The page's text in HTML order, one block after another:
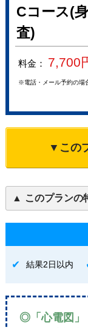
Cコース(
査)
料金： 7,700
※電話・メール予約の場
▼この
このプランの
結果2日以内
◎「心電図」